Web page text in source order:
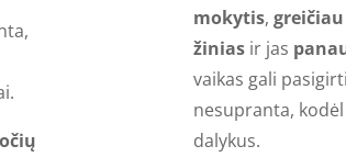
mokytis,
žinias ir jas
vaikas gali
nesupranta,
dalykus.